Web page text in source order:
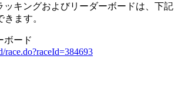
ッキングおよびリーダーボードは、下記
ます。
ボード
race.do?raceId=384693